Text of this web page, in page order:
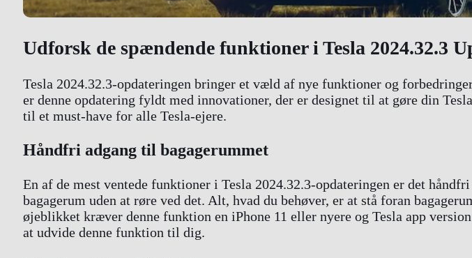
Udforsk de spændende funktioner i Tesla 2024.32.3
Tesla 2024.32.3-opdateringen bringer et væld af nye funktioner og
er denne opdatering fyldt med innovationer, der er designet til at gøre din
til et must-have for alle Tesla-ejere.
Håndfri adgang til bagagerummet
En af de mest ventede funktioner i Tesla 2024.32.3-opdateringen er det
bagagerum uden at røre ved det. Alt, hvad du behøver, er at stå foran
øjeblikket kræver denne funktion en iPhone 11 eller nyere og Tesla app
at udvide denne funktion til dig.